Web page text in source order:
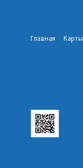
Главная Карты